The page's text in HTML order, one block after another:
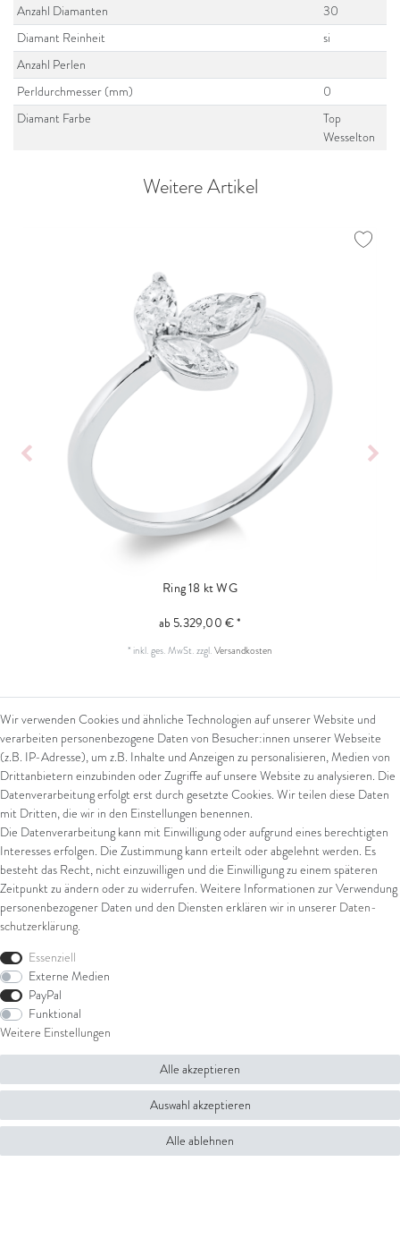
Anzahl Diamanten
30
Diamant Reinheit
si
Anzahl Perlen
Perldurchmesser (mm)
0
Diamant Farbe
Top
Wesselton
Weitere Artikel
Ring 18 kt WG
ab 5.329,00 € *
* inkl. ges. MwSt.zzgl.Versandkosten
SERVICE
Ihre Vorteile
Risikolose Bestellung Lieferung innerhalb 48h
Geprüfte Qualität
Kontakt Rechtliches
AGB
Impressum
Wir verwenden Cookies und ähnliche Technologien auf unserer Website und
verarbeiten personenbezogene Daten von Besucher:innen unserer Webseite
(z.B. IP-Adresse), um z.B. Inhalte und Anzeigen zu personalisieren, Medien von
Drittanbietern einzubinden oder Zugriffe auf unsere Website zu analysieren. Die
Datenverarbeitung erfolgt erst durch gesetzte Cookies. Wir teilen diese Daten
mit Dritten, die wir in den Einstellungen benennen.
Die Datenverarbeitung kann mit Einwilligung oder aufgrund eines berechtigten
Interesses erfolgen. Die Zustimmung kann erteilt oder abgelehnt werden. Es
besteht das Recht, nicht einzuwilligen und die Einwilligung zu einem späteren
Zeitpunkt zu ändern oder zu widerrufen. Weitere Informationen zur Verwendung
personenbezogener Daten und den Diensten erklären wir in unserer Daten­
schutz­erklärung.
Essenziell
Externe Medien
PayPal
Funktional
Weitere Einstellungen
Alle akzeptieren
Auswahl akzeptieren
Alle ablehnen